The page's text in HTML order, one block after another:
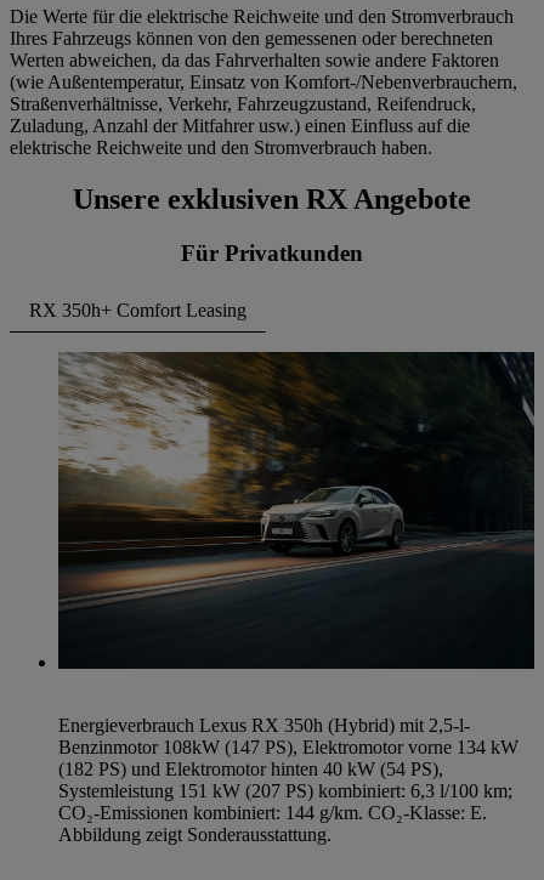
Die Werte für die elektrische Reichweite und den Stromverbrauch
Ihres Fahrzeugs können von den gemessenen oder berechneten
Werten abweichen, da das Fahrverhalten sowie andere Faktoren
(wie Außentemperatur, Einsatz von Komfort-/Nebenverbrauchern,
Straßenverhältnisse, Verkehr, Fahrzeugzustand, Reifendruck,
Zuladung, Anzahl der Mitfahrer usw.) einen Einfluss auf die
elektrische Reichweite und den Stromverbrauch haben.
Unsere exklusiven RX Angebote
Für Privatkunden
RX 350h+ Comfort Leasing
Energieverbrauch Lexus RX 350h (Hybrid) mit 2,5-l-
Benzinmotor 108kW (147 PS), Elektromotor vorne 134 kW
(182 PS) und Elektromotor hinten 40 kW (54 PS),
Systemleistung 151 kW (207 PS) kombiniert: 6,3 l/100 km;
CO₂-Emissionen kombiniert: 144 g/km. CO₂-Klasse: E.
Abbildung zeigt Sonderausstattung.